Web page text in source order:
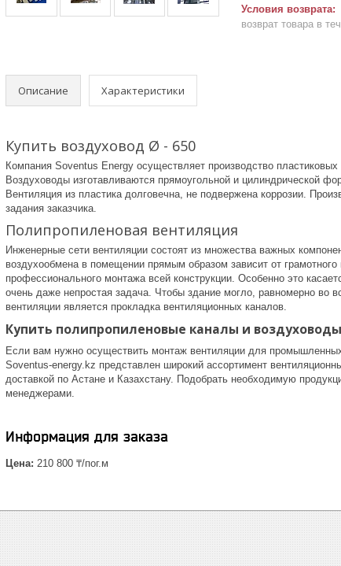
возврат товара в
Описание Характеристики
Купить воздуховод Ø - 650
Компания Soventus Energy осуществляет производство
Воздуховоды изготавливаются прямоугольной и цилиндрической
Вентиляция из пластика долговечна, не подвержена коррозии.
задания заказчика.
Полипропиленовая вентиляция
Инженерные сети вентиляции состоят из множества важных
воздухообмена в помещении прямым образом зависит от
профессионального монтажа всей конструкции. Особенно это
очень даже непростая задача. Чтобы здание могло, равномерно во
вентиляции является прокладка вентиляционных каналов.
Купить полипропиленовые каналы и
Если вам нужно осуществить монтаж вентиляции для
Soventus-energy.kz представлен широкий ассортимент
доставкой по Астане и Казахстану. Подобрать необходимую
менеджерами.
Информация для заказа
Цена: 210 800 ₸/пог.м